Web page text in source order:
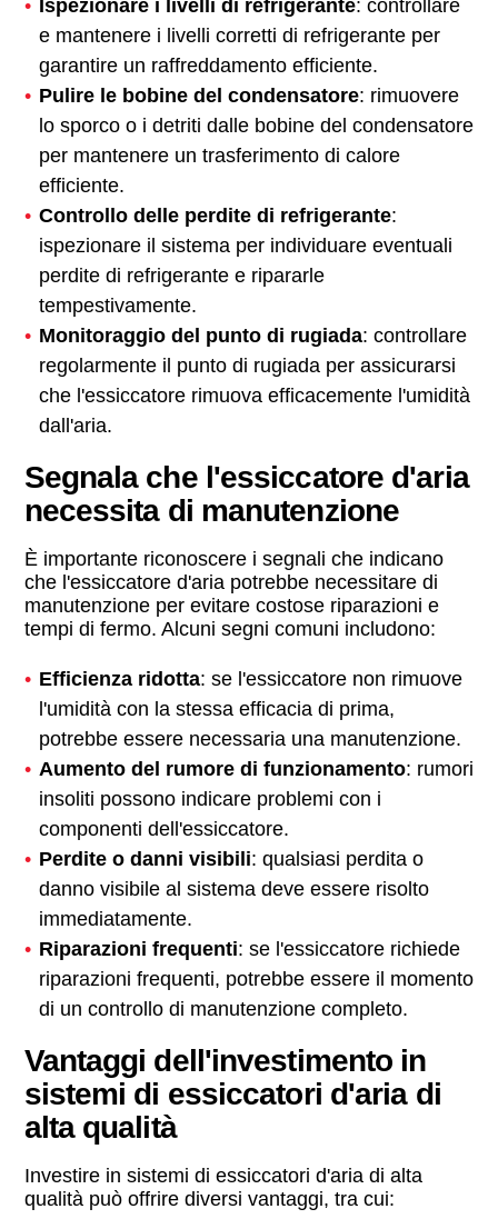
Ispezionare i livelli di refrigerante: controllare
e mantenere i livelli corretti di refrigerante per
garantire un raffreddamento efficiente.
Pulire le bobine del condensatore: rimuovere
lo sporco o i detriti dalle bobine del condensatore
per mantenere un trasferimento di calore
efficiente.
Controllo delle perdite di refrigerante:
ispezionare il sistema per individuare eventuali
perdite di refrigerante e ripararle
tempestivamente.
Monitoraggio del punto di rugiada: controllare
regolarmente il punto di rugiada per assicurarsi
che l'essiccatore rimuova efficacemente l'umidità
dall'aria.
Segnala che l'essiccatore d'aria
necessita di manutenzione
È importante riconoscere i segnali che indicano
che l'essiccatore d'aria potrebbe necessitare di
manutenzione per evitare costose riparazioni e
tempi di fermo. Alcuni segni comuni includono:
Efficienza ridotta: se l'essiccatore non rimuove
l'umidità con la stessa efficacia di prima,
potrebbe essere necessaria una manutenzione.
Aumento del rumore di funzionamento: rumori
insoliti possono indicare problemi con i
componenti dell'essiccatore.
Perdite o danni visibili: qualsiasi perdita o
danno visibile al sistema deve essere risolto
immediatamente.
Riparazioni frequenti: se l'essiccatore richiede
riparazioni frequenti, potrebbe essere il momento
di un controllo di manutenzione completo.
Vantaggi dell'investimento in
sistemi di essiccatori d'aria di
alta qualità
Investire in sistemi di essiccatori d'aria di alta
qualità può offrire diversi vantaggi, tra cui: